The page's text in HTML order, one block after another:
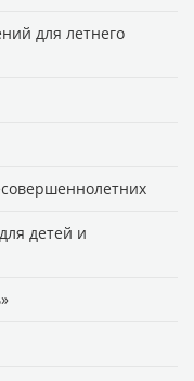
для летнего
детей и